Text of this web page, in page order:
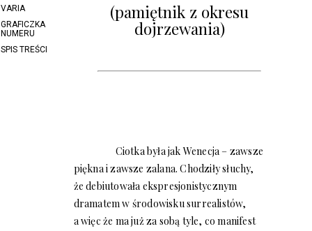
VARIA
GRAFICZKA
NUMERU
SPIS TREŚCI
(pamiętnik z okresu
dojrzewania)
Ciotka była jak Wenecja – zawsze
piękna i zawsze zalana. Chodziły słuchy,
że debiutowała ekspresjonistycznym
dramatem w środowisku surrealistów,
a więc że ma już za sobą tyle, co manifest